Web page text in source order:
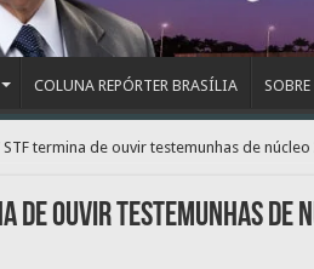
COLUNA REPÓRTER BRASÍLIA
STF termina de ouvir testemunhas de
de ouvir testemunhas de